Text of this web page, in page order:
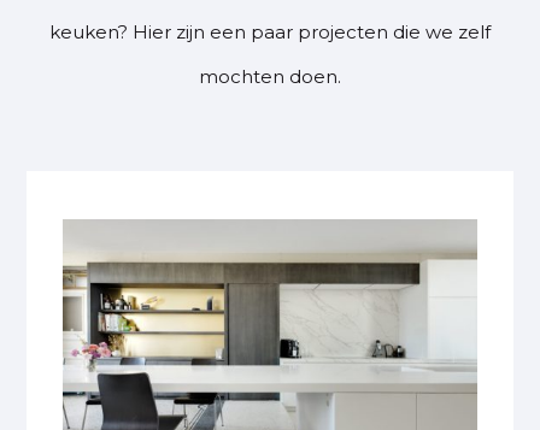
keuken? Hier zijn een paar projecten die we zelf
mochten doen.